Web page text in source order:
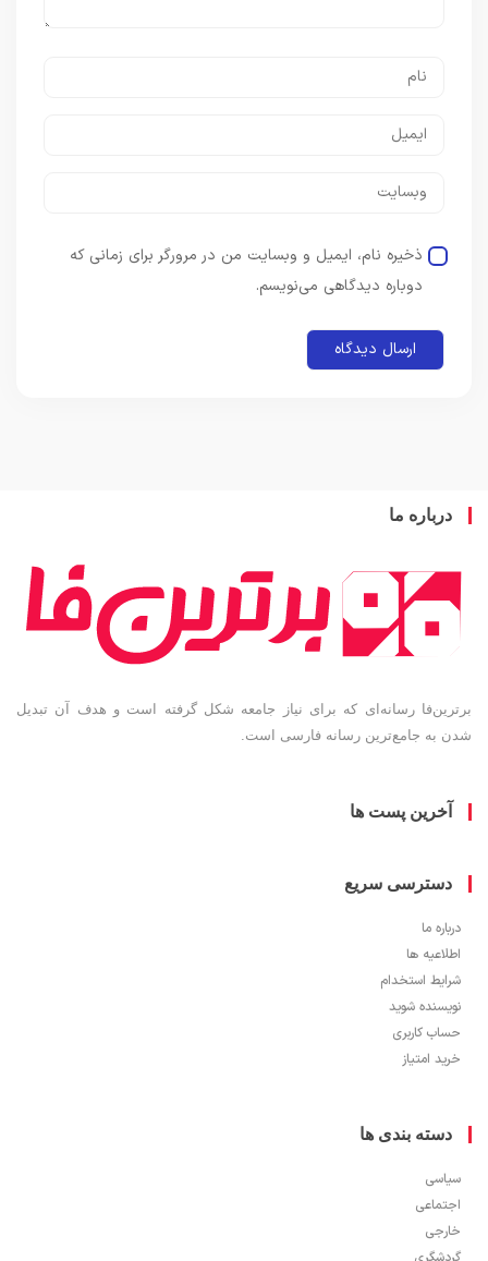
ذخیره نام، ایمیل و وبسایت من در مرورگر برای زمانی که
دوباره دیدگاهی می‌نویسم.
ما
رسانه‌ای که برای نیاز جامعه شکل گرفته است و هدف آن تبدیل
جامع‌ترین رسانه فارسی است.
پست ها
سریع
ها
استخدام
شوید
کاربری
امتیاز
بندی ها